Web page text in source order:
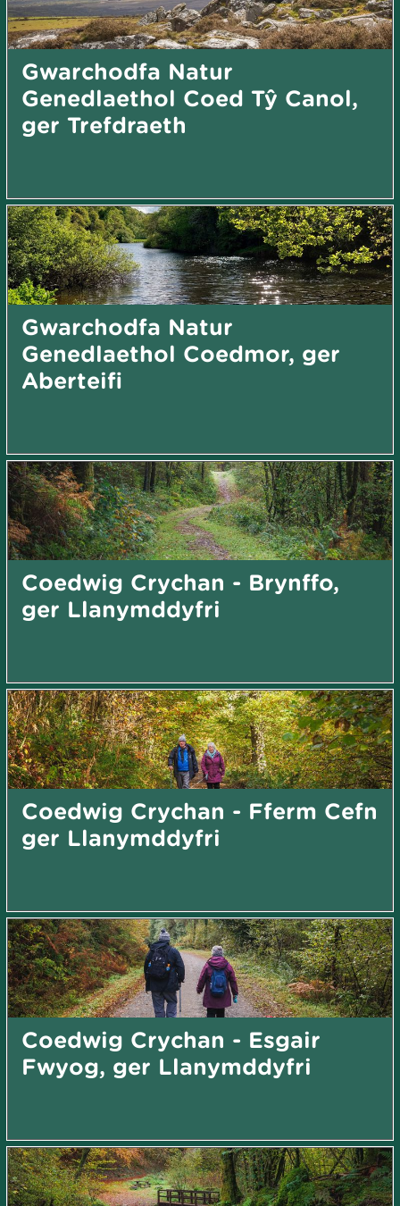
Gwarchodfa Natur
Genedlaethol Coed Tŷ Canol,
ger Trefdraeth
Gwarchodfa Natur
Genedlaethol Coedmor, ger
Aberteifi
Coedwig Crychan - Brynffo,
ger Llanymddyfri
Coedwig Crychan - Fferm Cefn
ger Llanymddyfri
Coedwig Crychan - Esgair
Fwyog, ger Llanymddyfri